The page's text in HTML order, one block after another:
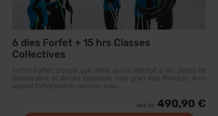
6 dies Forfet + 15 hrs Classes
Col·lectives
Forfet Forfet d'esquí que dóna accés il·limitat a les pistes de
Grandvalira, el domini esquiable més gran dels Pirineus. Amb
aquest forfet podràs recórrer més...
des de 490,90 €